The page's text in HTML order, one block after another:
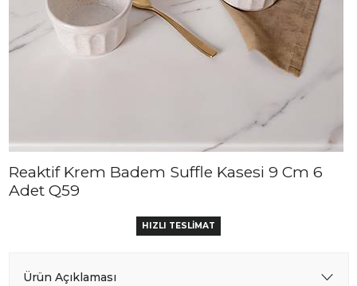
Reaktif Krem Badem Suffle Kasesi 9 Cm 6
Adet Q59
HIZLI TESLİMAT
Ürün Açıklaması